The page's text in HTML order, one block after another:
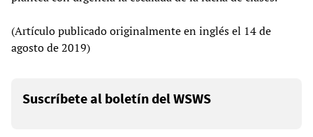
(Artículo publicado originalmente en inglés el 14 de
agosto de 2019)
Suscríbete al boletín del WSWS